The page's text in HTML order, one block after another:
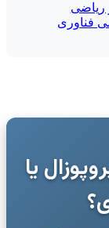
ریاضی
فناوری
یا